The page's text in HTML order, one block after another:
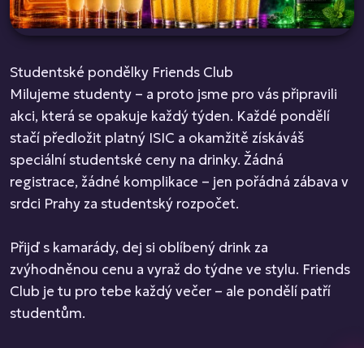
Studentské pondělky Friends Club
Milujeme studenty – a proto jsme pro vás připravili
akci, která se opakuje každý týden. Každé pondělí
stačí předložit platný ISIC a okamžitě získáváš
speciální studentské ceny na drinky. Žádná
registrace, žádné komplikace – jen pořádná zábava v
srdci Prahy za studentský rozpočet.
Přijď s kamarády, dej si oblíbený drink za
zvýhodněnou cenu a vyraž do týdne ve stylu. Friends
Club je tu pro tebe každý večer – ale pondělí patří
studentům.